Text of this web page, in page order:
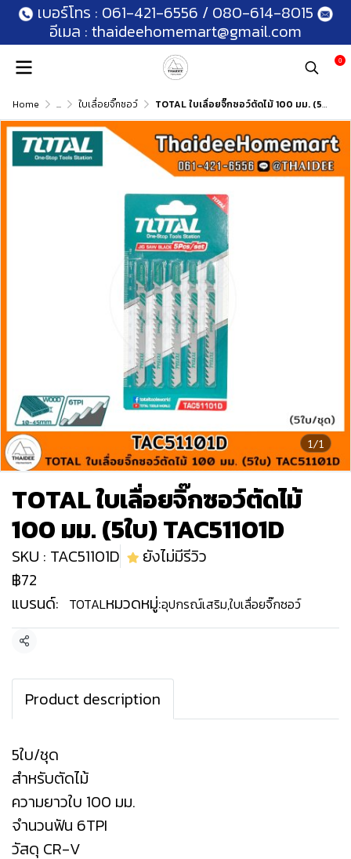
เบอร์โทร : 061-421-6556 / 080-614-8015
อีเมล : thaideehomemart@gmail.com
0
Home ... ใบเลื่อยจิ๊กซอว์ TOTAL ใบเลื่อยจิ๊กซอว์ตัดไม้ 100 มม. (5ใบ) TAC51101D
1/1
TOTAL ใบเลื่อยจิ๊กซอว์ตัดไม้
100 มม. (5ใบ) TAC51101D
SKU : TAC51101D
ยังไม่มีรีวิว
฿72
แบรนด์:
TOTALหมวดหมู่:อุปกรณ์เสริม,ใบเลื่อยจิ๊กซอว์
แชร์
Product description
5ใบ/ชุด
สำหรับตัดไม้
ความยาวใบ 100 มม.
จำนวนฟัน 6TPI
วัสดุ CR-V